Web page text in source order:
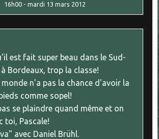
16h00- mardi 13 mars 2012
est fait super beau dans le Sud-
à Bordeaux, trop la classe!
n'a pas la chance d'avoir la
comme sopel!
se plaindre quand même et on
toi, Pascale!
avec Daniel Brühl.